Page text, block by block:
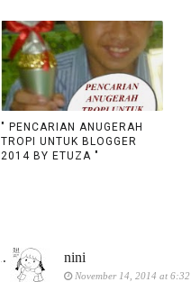
" PENCARIAN ANUGERAH
TROPI UNTUK BLOGGER
2014 BY ETUZA "
nini
November 14, 2014 at